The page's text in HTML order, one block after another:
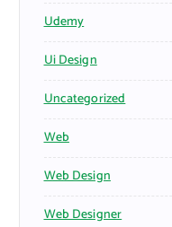
Udemy
Ui Design
Uncategorized
Web
Web Design
Web Designer